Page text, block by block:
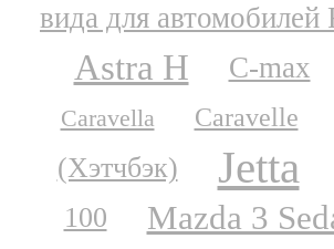
вида для автомобилей
Astra H C-max
Caravella Caravelle
(Хэтчбэк)
Jetta
100 Mazda 3